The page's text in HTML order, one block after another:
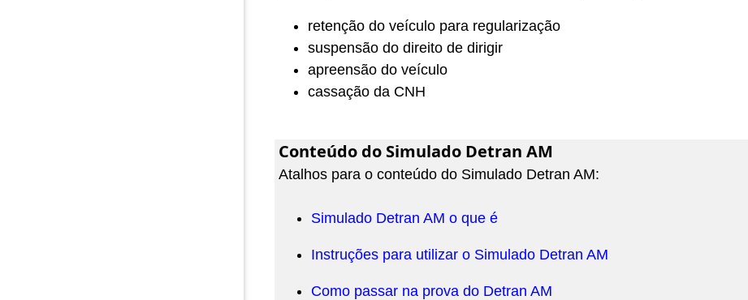
retenção do veículo para regularização
suspensão do direito de dirigir
apreensão do veículo
cassação da CNH
Conteúdo do Simulado Detran AM
Atalhos para o conteúdo do Simulado Detran AM:
Simulado Detran AM o que é
Instruções para utilizar o Simulado Detran AM
Como passar na prova do Detran AM